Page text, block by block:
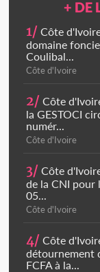
+ DE
1/ Côte
domaine
Coulibal...
Côte d'Ivoire
2/ Côte
la GESTOCI
numér...
Côte d'Ivoire
3/ Côte
de la CNI pour
05...
Côte d'Ivoire
4/ Côte
détournement
FCFA à la...